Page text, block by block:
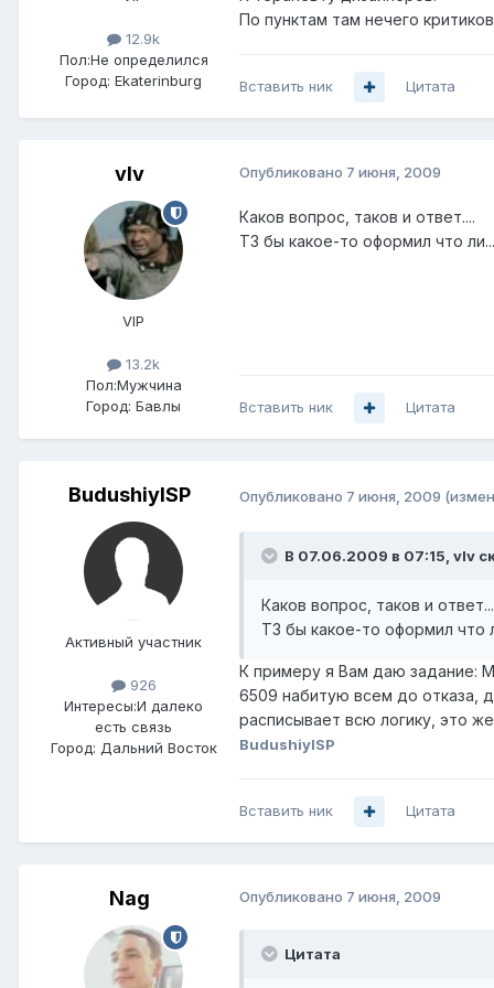
12.9k
Пол:Не определился
Город: Ekaterinburg
По пунктам там нечего
Вставить ник Цитата
vIv
VIP
13.2k
Пол:Мужчина
Город: Бавлы
Опубликовано 7 июня, 2009
Каков вопрос, таков и ответ....
ТЗ бы какое-то оформил что
Вставить ник Цитата
BudushiyISP
Активный участник
926
Интересы:И далеко
есть связь
Город: Дальний Восток
Опубликовано 7 июня, 2009
В 07.06.2009 в 07:15, vIv
Каков вопрос, таков и
ТЗ бы какое-то оформил что
К примеру я Вам даю задание:
6509 набитую всем до отказа,
расписывает всю логику, это
BudushiyISP
Вставить ник Цитата
Nag Опубликовано 7 июня, 2009
Цитата